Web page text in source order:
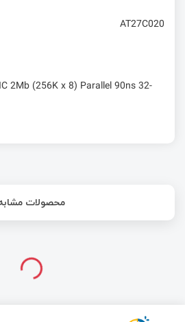
AT27C020
2Mb (256K x 8) Parallel 90ns 32-
محصولات